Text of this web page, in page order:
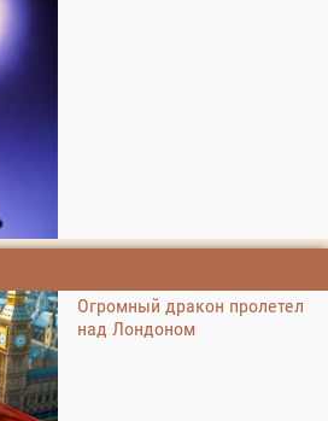
Огромный дракон пролетел
над Лондоном